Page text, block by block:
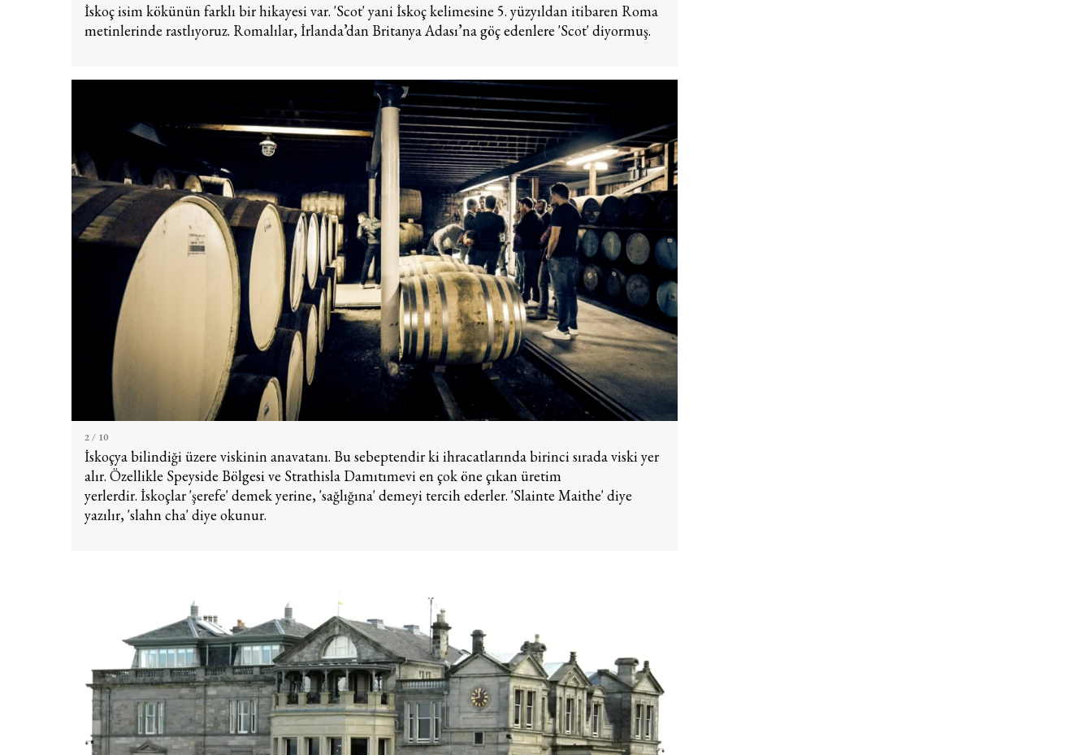
İskoç isim kökünün farklı bir hikayesi var. 'Scot' yani İskoç kelimesine 5. yüzyıldan itibaren Roma
metinlerinde rastlıyoruz. Romalılar, İrlanda’dan Britanya Adası’na göç edenlere 'Scot' diyormuş.
2/ 10
İskoçya bilindiği üzere viskinin anavatanı. Bu sebeptendir ki ihracatlarında birinci sırada viski yer
alır. Özellikle Speyside Bölgesi ve Strathisla Damıtımevi en çok öne çıkan üretim
yerlerdir. İskoçlar 'şerefe' demek yerine, 'sağlığına' demeyi tercih ederler. 'Slainte Maithe' diye
yazılır, 'slahn cha' diye okunur.